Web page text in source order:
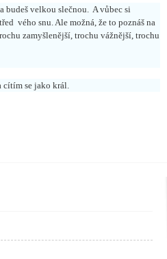
budeš velkou slečnou. A vůbec si
vého snu. Ale možná, že to poznáš na
zamyšlenější, trochu vážnější, trochu
cítím se jako král.